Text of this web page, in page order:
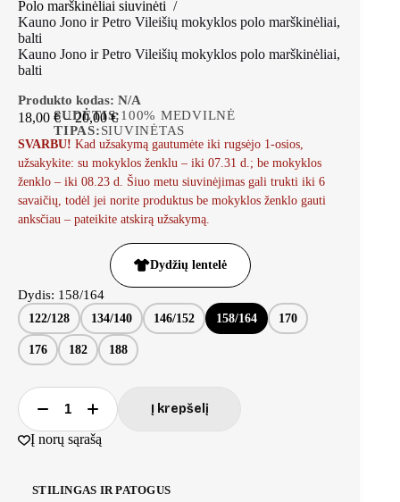
Polo marškinėliai siuvinėti /
Kauno Jono ir Petro Vileišių mokyklos polo marškinėliai,
balti
Kauno Jono ir Petro Vileišių mokyklos polo marškinėliai,
balti
Produkto kodas: N/A
SUDĖTIS:100% MEDVILNĖ
TIPAS:SIUVINĖTAS
18,00 € – 20,00€
SVARBU! Kad užsakymą gautumėte iki rugsėjo 1-osios,
užsakykite: su mokyklos ženklu – iki 07.31 d.; be mokyklos
ženklo – iki 08.23 d. Šiuo metu siuvinėjimas gali trukti iki 6
savaičių, todėl jei norite produktus be mokyklos ženklo gauti
anksčiau – pateikite atskirą užsakymą.
Dydžių lentelė
Dydis: 158/164
122/128 134/140 146/152 158/164 170
176 182 188
Į krepšelį
Į norų sąrašą
STILINGAS IR PATOGUS